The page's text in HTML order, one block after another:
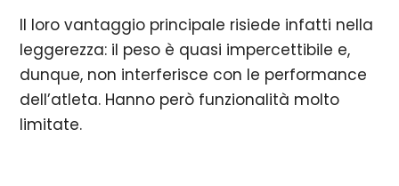
Il loro vantaggio principale risiede infatti nella
leggerezza: il peso è quasi impercettibile e,
dunque, non interferisce con le performance
dell’atleta. Hanno però funzionalità molto
limitate.